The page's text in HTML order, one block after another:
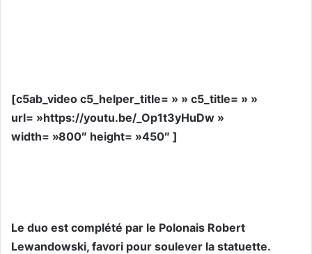
[c5ab_video c5_helper_title= » » c5_title= » »
url= »https://youtu.be/_Op1t3yHuDw »
width= »800″ height= »450″ ]
Le duo est complété par le Polonais Robert
Lewandowski, favori pour soulever la statuette.